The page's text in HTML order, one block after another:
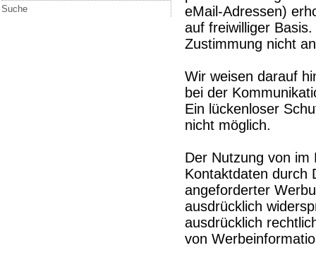
Suche
eMail-Adressen)
auf freiwilliger
Zustimmung nicht
Wir weisen darauf
bei der
Ein lückenloser
nicht möglich.
Der Nutzung von
Kontaktdaten durch
angeforderter
ausdrücklich
ausdrücklich
von